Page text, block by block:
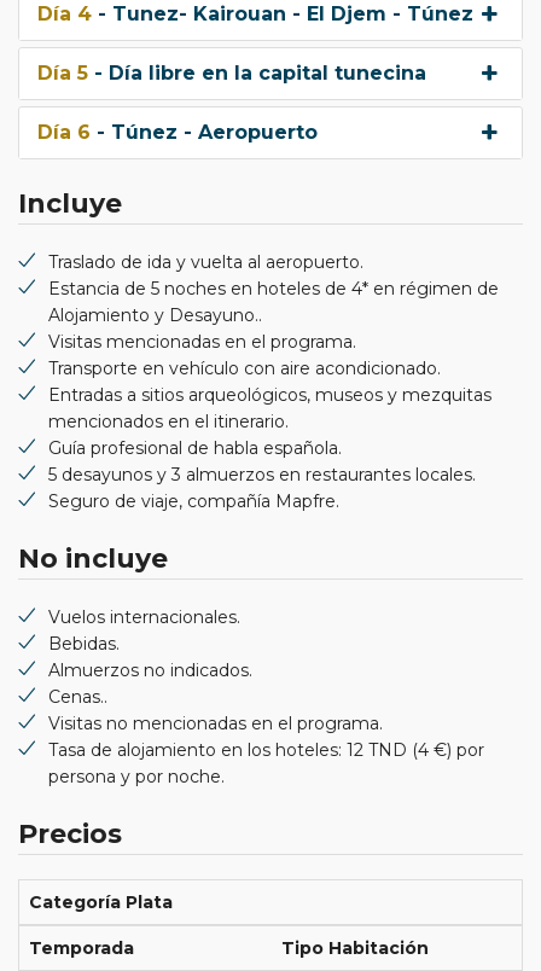
Día 4 - Tunez- Kairouan - El Djem - Túnez
Día 5 - Día libre en la capital tunecina
Día 6 - Túnez - Aeropuerto
Incluye
Traslado de ida y vuelta al aeropuerto.
Estancia de 5 noches en hoteles de 4* en régimen de
Alojamiento y Desayuno..
Visitas mencionadas en el programa.
Transporte en vehículo con aire acondicionado.
Entradas a sitios arqueológicos, museos y mezquitas
mencionados en el itinerario.
Guía profesional de habla española.
5 desayunos y 3 almuerzos en restaurantes locales.
Seguro de viaje, compañía Mapfre.
No incluye
Vuelos internacionales.
Bebidas.
Almuerzos no indicados.
Cenas..
Visitas no mencionadas en el programa.
Tasa de alojamiento en los hoteles: 12 TND (4 €) por
persona y por noche.
Precios
Categoría Plata
Temporada Tipo Habitación